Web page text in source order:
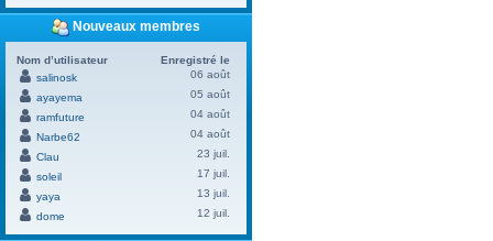
Nouveaux membres
Nom d’utilisateur
Enregistré le
salinosk
06 août
ayayema
05 août
ramfuture
04 août
Narbe62
04 août
Clau
23 juil.
soleil
17 juil.
yaya
13 juil.
dome
12 juil.